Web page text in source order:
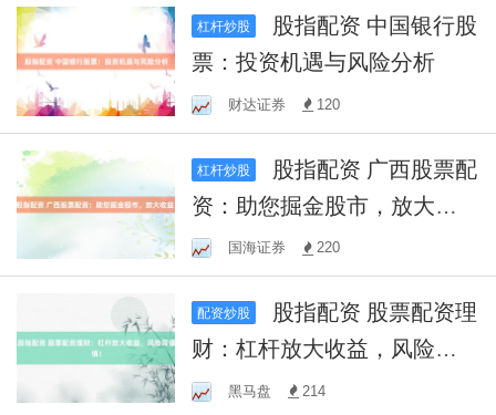
杠杆炒股
票：投资机遇与风险分析
财达证券 120
杠杆炒股
资：助您掘金股市，放大收
益！国海证券 220
配资炒股
财：杠杆放大收益，风险需
谨慎！
黑马盘 214